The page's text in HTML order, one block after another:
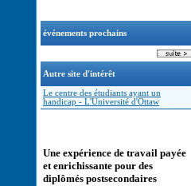
événements prochains
Autre site d'intérêt
Le centre des étudiants ayant un
handicap - L'Université d'Ottaw
Une expérience de travail payée
et enrichissante pour des
diplômés postsecondaires